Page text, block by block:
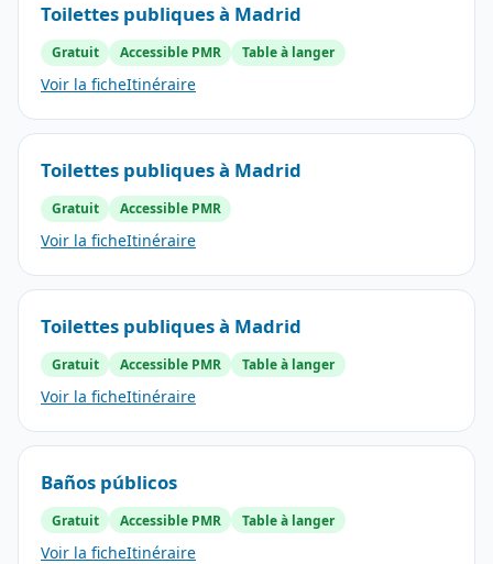
Toilettes publiques à Madrid
Gratuit Accessible PMR Table à langer
Voir la ficheItinéraire
Toilettes publiques à Madrid
Gratuit Accessible PMR
Voir la ficheItinéraire
Toilettes publiques à Madrid
Gratuit Accessible PMR Table à langer
Voir la ficheItinéraire
Baños públicos
Gratuit Accessible PMR Table à langer
Voir la ficheItinéraire